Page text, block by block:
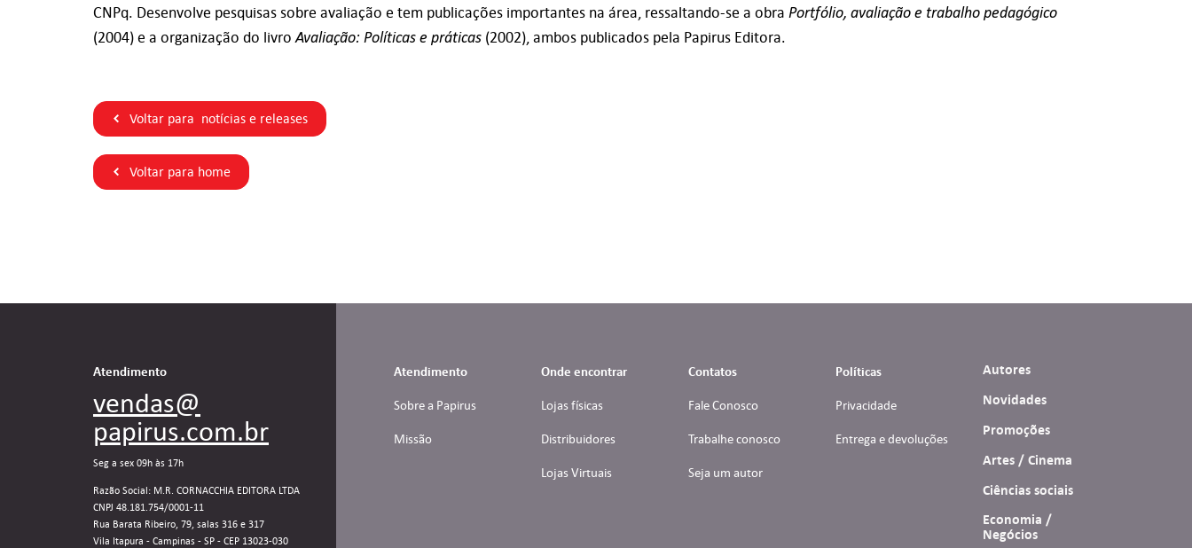
CNPq. Desenvolve pesquisas sobre avaliação e tem publicações importantes na área, ressaltando-se a obra Portfólio, avaliação e trabalho pedagógico
(2004) e a organização do livroAvaliação: Políticas e práticas (2002), ambos publicados pela Papirus Editora.
Voltar para notícias e releases
Voltar para home
Atendimento
vendas@
papirus.com.br
Seg a sex 09h às 17h
Razão Social: M.R. CORNACCHIA EDITORA LTDA
CNPJ 48.181.754/0001-11
Rua Barata Ribeiro, 79, salas 316 e 317
Vila Itapura - Campinas - SP - CEP 13023-030
Atendimento
Sobre a Papirus
Missão
Onde encontrar
Lojas físicas
Distribuidores
Lojas Virtuais
Contatos
Fale Conosco
Trabalhe conosco
Seja um autor
Políticas
Privacidade
Entrega e devoluções
Autores
Novidades
Promoções
Artes / Cinema
Ciências sociais
Economia /
Negócios